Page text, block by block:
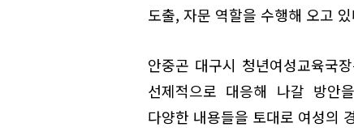
도출, 자문 역할을 수행해 오고
안중곤 대구시 청년여성교육국
선제적으로 대응해 나갈 방안
다양한 내용들을 토대로 여성의